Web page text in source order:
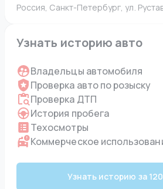
Россия, Санкт-Петербург, ул.
Узнать историю авто
Владельцы автомобиля
Проверка авто по розыску
Проверка ДТП
История пробега
Техосмотры
Коммерческое
Узнать историю за